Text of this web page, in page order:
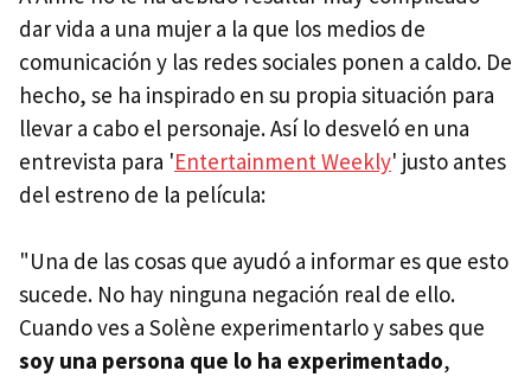
dar vida a una mujer a la que los medios de
comunicación y las redes sociales ponen a caldo. De
hecho, se ha inspirado en su propia situación para
llevar a cabo el personaje. Así lo desveló en una
entrevista para 'Entertainment Weekly' justo antes
del estreno de la película:
"Una de las cosas que ayudó a informar es que esto
sucede. No hay ninguna negación real de ello.
Cuando ves a Solène experimentarlo y sabes que
soy una persona que lo ha experimentado,